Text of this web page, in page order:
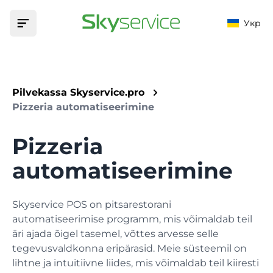
Укр
Toode
Fiskaliseerimine
Fiskaliseeri oma sularahatehingud
Kaubad, tehnoloogiakaardid ja modifikaatorid
Turundus
Kliendid, boonused, kampaaniad ja allahindlused
ASUTUSED
Baar
Kohvik
Kohvik
Hinnad
Tugi
Teadmusbaas
Aitab teil leida vastuse igale küsimusele
Rakendused
Laadige rakendus oma seadmesse alla
Pilvekassa Skyservice.pro
Pizzeria automatiseerimine
Pizzeria
automatiseerimine
Skyservice POS on pitsarestorani
automatiseerimise programm, mis võimaldab teil
äri ajada õigel tasemel, võttes arvesse selle
tegevusvaldkonna eripärasid. Meie süsteemil on
lihtne ja intuitiivne liides, mis võimaldab teil kiiresti